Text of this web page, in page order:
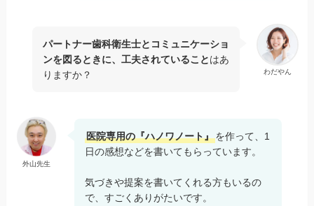
わだやん
パートナー歯科衛生士とコミュニケーショ
ンを図るときに、工夫されていることはあ
りますか？
外山先生
医院専用の『ハノワノート』を作って、1
日の感想などを書いてもらっています。
気づきや提案を書いてくれる方もいるの
で、すごくありがたいです。